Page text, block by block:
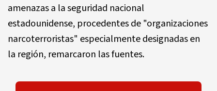
amenazas a la seguridad nacional
estadounidense, procedentes de "organizaciones
narcoterroristas" especialmente designadas en
la región, remarcaron las fuentes.